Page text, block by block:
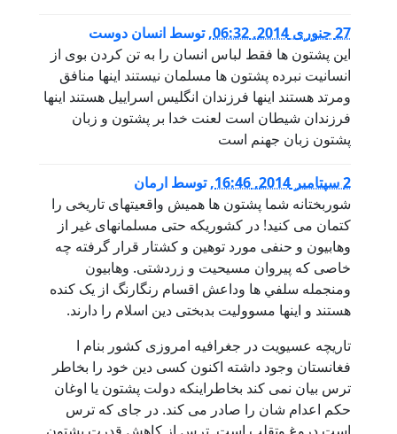
27 جنوری 2014, 06:32 ,توسط انسان دوست
این پشتون ها فقط لباس انسان را به تن کردن بوی از
انسانیت نبرده پشتون ها مسلمان نیستند اینها منافق
ومرتد هستند اینها فرزندان انگلیس اسراییل هستند اینها
فرزندان شیطان است لعنت خدا بر پشتون و زبان
پشتون زبان جهنم است
2 سپتامبر 2014, 16:46 ,توسط ارمان
شوربختانه شما پشتون ها هميش واقعيتهاى تاريخى را
کتمان مى کنيد! در کشوريکه حتى مسلمانهاى غير از
وهابيون و حنفى مورد توهين و کشتار قرار گرفته چه
خاصى که پيروان مسيحيت و زردشتى. وهابيون
ومنجمله سلفي ها وداعش اقسام رنگارنگ از يک کنده
هستند و اينها مسووليت بدبختى دين اسلام را دارند.
تاريچه عسيويت در جغرافيه امروزى کشور بنام ا
فغانستان وجود داشته اکنون کسى دين خود را بخاطر
ترس بيان نمى کند بخاطراينکه دولت پشتون يا اوغان
حکم اعدام شان را صادر مى کند. در جاى که ترس